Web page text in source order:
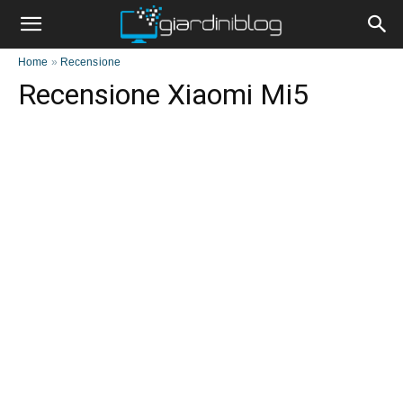
Home » Recensione
Recensione Xiaomi Mi5